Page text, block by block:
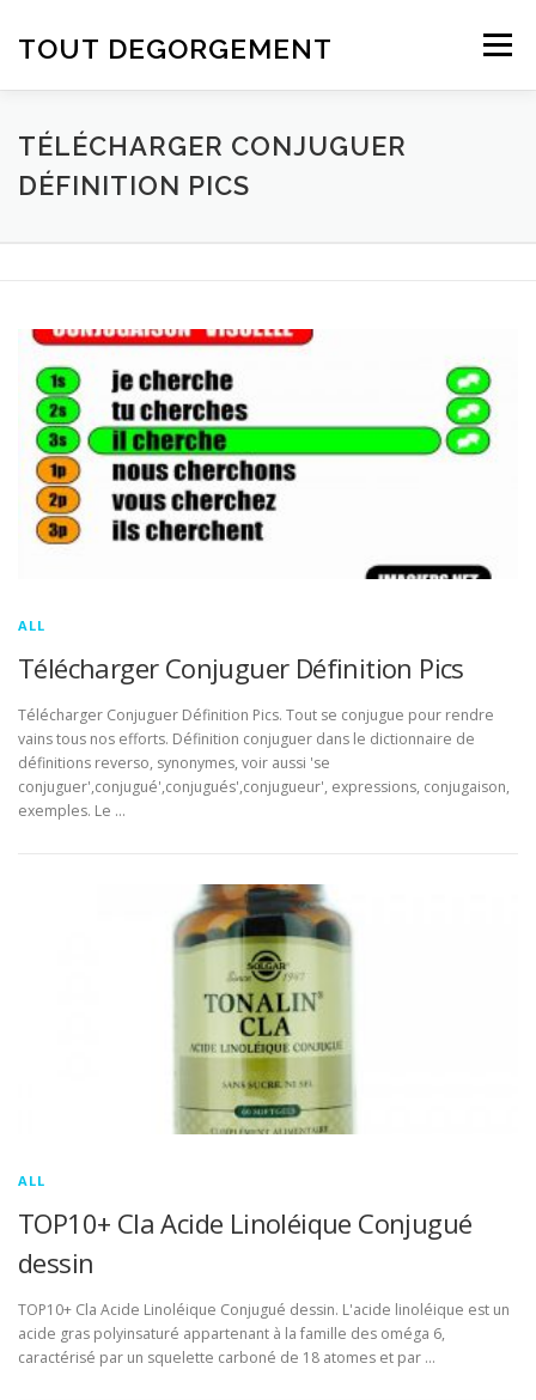
TOUT DEGORGEMENT Menu
TÉLÉCHARGER CONJUGUER
DÉFINITION PICS
ALL
Télécharger Conjuguer Définition Pics
Télécharger Conjuguer Définition Pics. Tout se conjugue pour rendre
vains tous nos efforts. Définition conjuguer dans le dictionnaire de
définitions reverso, synonymes, voir aussi 'se
conjuguer',conjugué',conjugués',conjugueur', expressions, conjugaison,
exemples. Le …
ALL
TOP10+ Cla Acide Linoléique Conjugué
dessin
TOP10+ Cla Acide Linoléique Conjugué dessin. L'acide linoléique est un
acide gras polyinsaturé appartenant à la famille des oméga 6,
caractérisé par un squelette carboné de 18 atomes et par …